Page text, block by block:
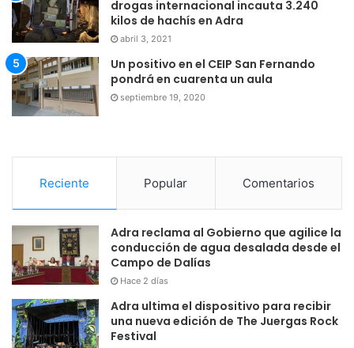
drogas internacional incauta 3.240
kilos de hachís en Adra
abril 3, 2021
Un positivo en el CEIP San Fernando
pondrá en cuarenta un aula
septiembre 19, 2020
Reciente Popular Comentarios
Adra reclama al Gobierno que agilice la
conducción de agua desalada desde el
Campo de Dalías
Hace 2 días
Adra ultima el dispositivo para recibir
una nueva edición de The Juergas Rock
Festival